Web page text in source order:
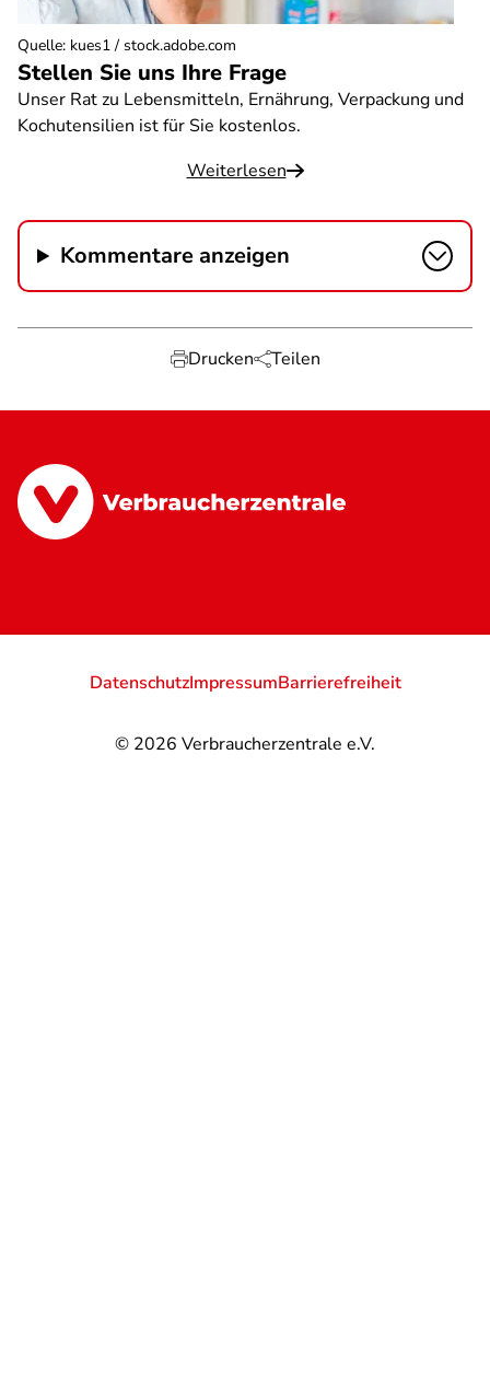
Stellen Sie uns Ihre Frage
Unser Rat zu Lebensmitteln, Ernährung, Verpackung und
Kochutensilien ist für Sie kostenlos.
Weiterlesen
Quelle: kues1 / stock.adobe.com
Kommentare anzeigen
Drucken Teilen
© 2026 Verbraucherzentrale e.V.
DatenschutzImpressumBarrierefreiheit